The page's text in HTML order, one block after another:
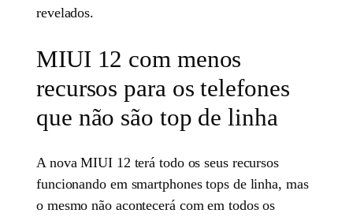
revelados.
MIUI 12 com menos
recursos para os telefones
que não são top de linha
A nova MIUI 12 terá todo os seus recursos
funcionando em smartphones tops de linha, mas
o mesmo não acontecerá com em todos os